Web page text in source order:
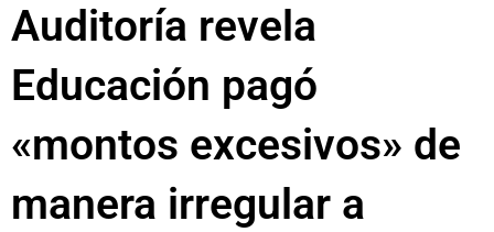
Auditoría revela
Educación pagó
«montos excesivos» de
manera irregular a